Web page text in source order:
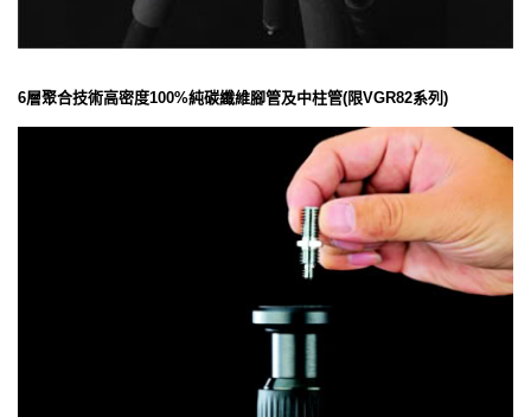
6層聚合技術高密度100%純碳纖維腳管及中柱管(限VGR82系列)